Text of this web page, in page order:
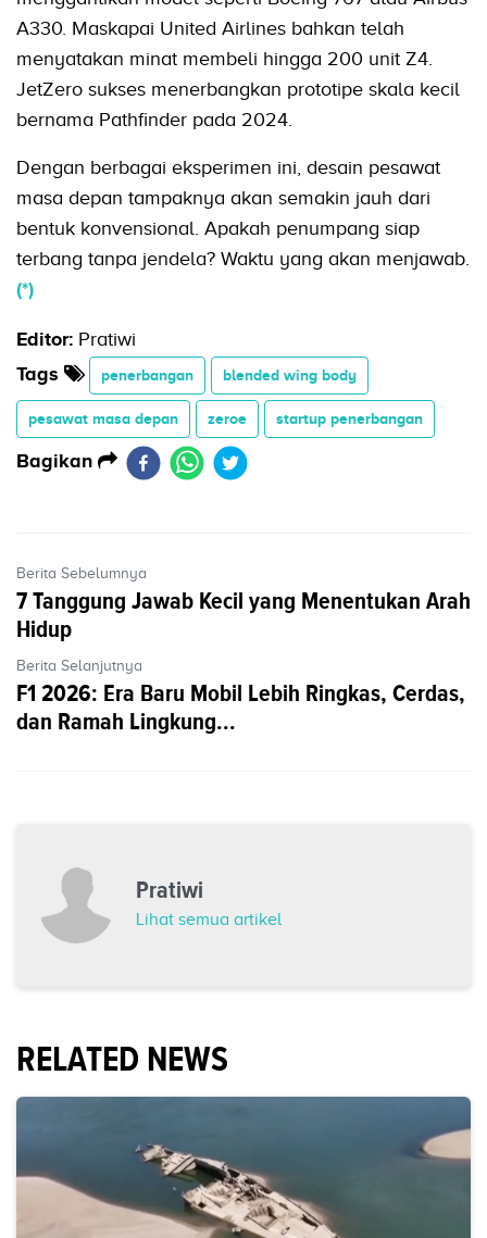
A330. Maskapai United Airlines bahkan telah
menyatakan minat membeli hingga 200 unit Z4.
JetZero sukses menerbangkan prototipe skala kecil
bernama Pathfinder pada 2024.
Dengan berbagai eksperimen ini, desain pesawat
masa depan tampaknya akan semakin jauh dari
bentuk konvensional. Apakah penumpang siap
terbang tanpa jendela? Waktu yang akan menjawab.
(*)
Editor: Pratiwi
Tags
penerbangan blended wing body
pesawat masa depan zeroe startup penerbangan
Bagikan
Berita Sebelumnya
7 Tanggung Jawab Kecil yang Menentukan Arah
Hidup
Berita Selanjutnya
F1 2026: Era Baru Mobil Lebih Ringkas, Cerdas,
dan Ramah Lingkung...
Pratiwi
Lihat semua artikel
RELATED NEWS